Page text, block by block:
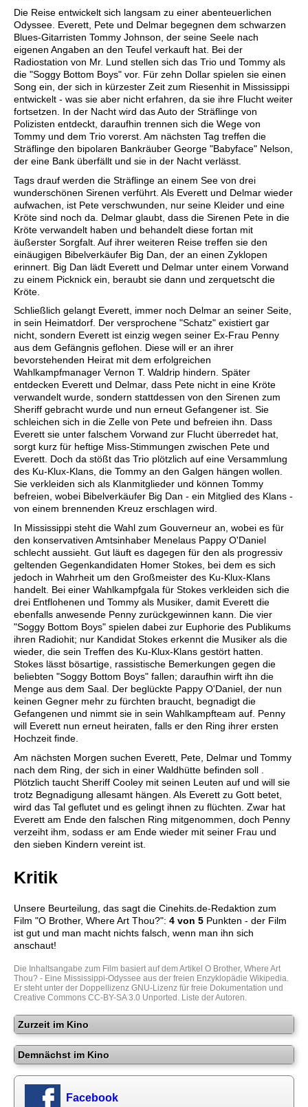
Die Reise entwickelt sich langsam zu einer abenteuerlichen
Odyssee. Everett, Pete und Delmar begegnen dem schwarzen
Blues-Gitarristen Tommy Johnson, der seine Seele nach
eigenen Angaben an den Teufel verkauft hat. Bei der
Radiostation von Mr. Lund stellen sich das Trio und Tommy als
die "Soggy Bottom Boys" vor. Für zehn Dollar spielen sie einen
Song ein, der sich in kürzester Zeit zum Riesenhit in Mississippi
entwickelt - was sie aber nicht erfahren, da sie ihre Flucht weiter
fortsetzen. In der Nacht wird das Auto der Sträflinge von
Polizisten entdeckt, daraufhin trennen sich die Wege von
Tommy und dem Trio vorerst. Am nächsten Tag treffen die
Sträflinge den bipolaren Bankräuber George "Babyface" Nelson,
der eine Bank überfällt und sie in der Nacht verlässt.
Tags drauf werden die Sträflinge an einem See von drei
wunderschönen Sirenen verführt. Als Everett und Delmar wieder
aufwachen, ist Pete verschwunden, nur seine Kleider und eine
Kröte sind noch da. Delmar glaubt, dass die Sirenen Pete in die
Kröte verwandelt haben und behandelt diese fortan mit
äußerster Sorgfalt. Auf ihrer weiteren Reise treffen sie den
einäugigen Bibelverkäufer Big Dan, der an einen Zyklopen
erinnert. Big Dan lädt Everett und Delmar unter einem Vorwand
zu einem Picknick ein, beraubt sie dann und zerquetscht die
Kröte.
Schließlich gelangt Everett, immer noch Delmar an seiner Seite,
in sein Heimatdorf. Der versprochene "Schatz" existiert gar
nicht, sondern Everett ist einzig wegen seiner Ex-Frau Penny
aus dem Gefängnis geflohen. Diese will er an ihrer
bevorstehenden Heirat mit dem erfolgreichen
Wahlkampfmanager Vernon T. Waldrip hindern. Später
entdecken Everett und Delmar, dass Pete nicht in eine Kröte
verwandelt wurde, sondern stattdessen von den Sirenen zum
Sheriff gebracht wurde und nun erneut Gefangener ist. Sie
schleichen sich in die Zelle von Pete und befreien ihn. Dass
Everett sie unter falschem Vorwand zur Flucht überredet hat,
sorgt kurz für heftige Miss-Stimmungen zwischen Pete und
Everett. Doch da stößt das Trio plötzlich auf eine Versammlung
des Ku-Klux-Klans, die Tommy an den Galgen hängen wollen.
Sie verkleiden sich als Klanmitglieder und können Tommy
befreien, wobei Bibelverkäufer Big Dan - ein Mitglied des Klans -
von einem brennenden Kreuz erschlagen wird.
In Mississippi steht die Wahl zum Gouverneur an, wobei es für
den konservativen Amtsinhaber Menelaus Pappy O'Daniel
schlecht aussieht. Gut läuft es dagegen für den als progressiv
geltenden Gegenkandidaten Homer Stokes, bei dem es sich
jedoch in Wahrheit um den Großmeister des Ku-Klux-Klans
handelt. Bei einer Wahlkampfgala für Stokes verkleiden sich die
drei Entflohenen und Tommy als Musiker, damit Everett die
ebenfalls anwesende Penny zurückgewinnen kann. Die vier
"Soggy Bottom Boys" spielen dabei zur Euphorie des Publikums
ihren Radiohit; nur Kandidat Stokes erkennt die Musiker als die
wieder, die sein Treffen des Ku-Klux-Klans gestört hatten.
Stokes lässt bösartige, rassistische Bemerkungen gegen die
beliebten "Soggy Bottom Boys" fallen; daraufhin wirft ihn die
Menge aus dem Saal. Der beglückte Pappy O'Daniel, der nun
keinen Gegner mehr zu fürchten braucht, begnadigt die
Gefangenen und nimmt sie in sein Wahlkampfteam auf. Penny
will Everett nun erneut heiraten, falls er den Ring ihrer ersten
Hochzeit finde.
Am nächsten Morgen suchen Everett, Pete, Delmar und Tommy
nach dem Ring, der sich in einer Waldhütte befinden soll .
Plötzlich taucht Sheriff Cooley mit seinen Leuten auf und will sie
trotz Begnadigung allesamt hängen. Als Everett zu Gott betet,
wird das Tal geflutet und es gelingt ihnen zu flüchten. Zwar hat
Everett am Ende den falschen Ring mitgenommen, doch Penny
verzeiht ihm, sodass er am Ende wieder mit seiner Frau und
den sieben Kindern vereint ist.
Kritik
Unsere Beurteilung, das sagt die Cinehits.de-Redaktion zum
Film "O Brother, Where Art Thou?": 4 von 5 Punkten - der Film
ist gut und man macht nichts falsch, wenn man ihn sich
anschaut!
Die Inhaltsangabe zum Film basiert auf dem Artikel O Brother, Where Art
Thou? - Eine Mississippi-Odyssee aus der freien Enzyklopädie Wikipedia.
Er steht unter der Doppellizenz GNU-Lizenz für freie Dokumentation und
Creative Commons CC-BY-SA 3.0 Unported. Liste der Autoren.
Zurzeit im Kino
Demnächst im Kino
Facebook